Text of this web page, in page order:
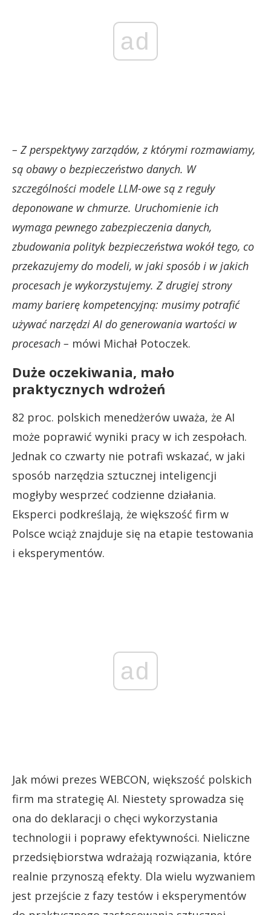
ad
– Z perspektywy zarządów, z którymi rozmawiamy,
są obawy o bezpieczeństwo danych. W
szczególności modele LLM-owe są z reguły
deponowane w chmurze. Uruchomienie ich
wymaga pewnego zabezpieczenia danych,
zbudowania polityk bezpieczeństwa wokół tego, co
przekazujemy do modeli, w jaki sposób i w jakich
procesach je wykorzystujemy. Z drugiej strony
mamy barierę kompetencyjną: musimy potrafić
używać narzędzi AI do generowania wartości w
procesach – mówi Michał Potoczek.
Duże oczekiwania, mało
praktycznych wdrożeń
82 proc. polskich menedżerów uważa, że AI
może poprawić wyniki pracy w ich zespołach.
Jednak co czwarty nie potrafi wskazać, w jaki
sposób narzędzia sztucznej inteligencji
mogłyby wesprzeć codzienne działania.
Eksperci podkreślają, że większość firm w
Polsce wciąż znajduje się na etapie testowania
i eksperymentów.
ad
Jak mówi prezes WEBCON, większość polskich
firm ma strategię AI. Niestety sprowadza się
ona do deklaracji o chęci wykorzystania
technologii i poprawy efektywności. Nieliczne
przedsiębiorstwa wdrażają rozwiązania, które
realnie przynoszą efekty. Dla wielu wyzwaniem
jest przejście z fazy testów i eksperymentów